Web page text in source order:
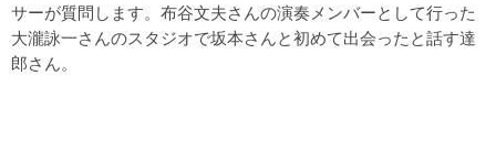
サーが質問します。布谷文夫さんの演奏メンバーとして行った
大瀧詠一さんのスタジオで坂本さんと初めて出会ったと話す達
郎さん。